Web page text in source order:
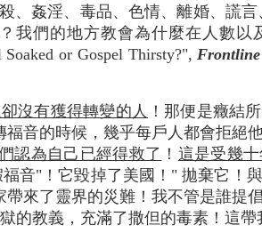
、姦淫、毒品、色情、離婚、謊言
我們的地方教會為什麼在人數以
or Gospel Thirsty?",Frontline
沒有獲得轉變的人 ！那便是癥結
音的時候，幾乎每戶人都會拒絕
認為自己已經得救了 ！ 這是受幾
福音"！它毀掉了美國！" 拋棄它！
來了靈界的災難！我不管是誰提
教義，充滿了撒但的毒素！這帶